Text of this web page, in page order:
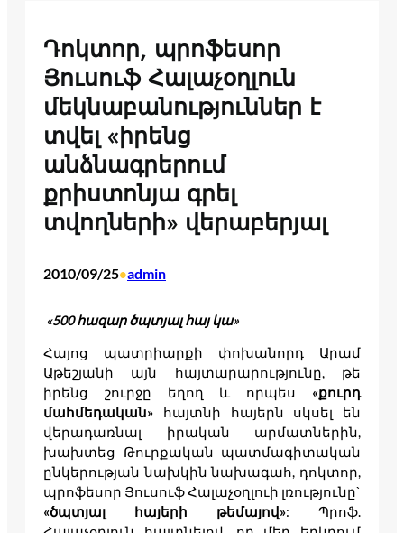
Դոկտոր, պրոֆեսոր
Յուսուֆ Հալաչօղլուն
մեկնաբանություններ է
տվել «իրենց
անձնագրերում
քրիստոնյա գրել
տվողների» վերաբերյալ
2010/09/25•admin
«500 հազար ծպտյալ հայ կա»
Հայոց պատրիարքի փոխանորդ Արամ
Աթեշյանի այն հայտարարությունը, թե
իրենց շուրջը եղող և որպես «քուրդ
մահմեդական» հայտնի հայերն սկսել են
վերադառնալ իրական արմատներին,
խախտեց Թուրքական պատմագիտական
ընկերության նախկին նախագահ, դոկտոր,
պրոֆեսոր Յուսուֆ Հալաչօղլուի լռությունը`
«ծպտյալ հայերի թեմայով»: Պրոֆ.